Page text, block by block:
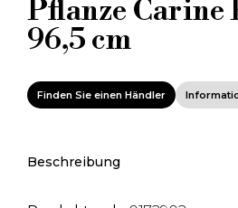
Pflanze Carine
96,5 cm
Finden Sie einen Händler
Beschreibung